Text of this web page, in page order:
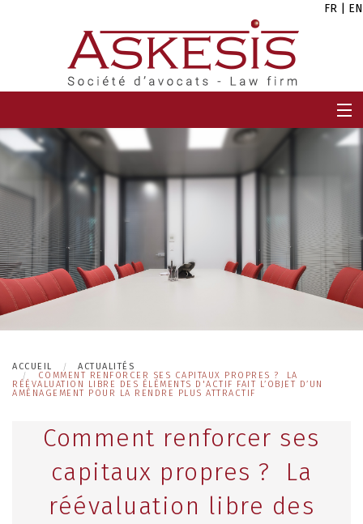
FR EN
EQUIPE
CARRIÈRES
ACTUALITÉS
ACCUEIL
ACTUALITÉS
COMMENT RENFORCER SES CAPITAUX PROPRES ? LA
RÉÉVALUATION LIBRE DES ÉLÉMENTS D'ACTIF FAIT L’OBJET D’UN
AMÉNAGEMENT POUR LA RENDRE PLUS ATTRACTIF
Comment renforcer ses
capitaux propres ? La
réévaluation libre des